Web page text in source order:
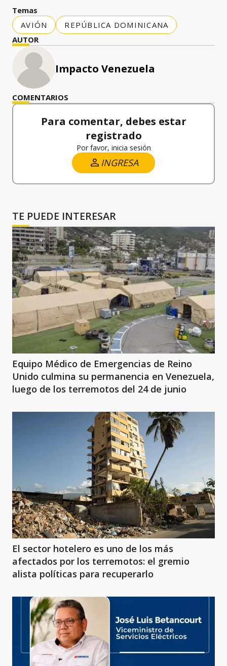
Temas
AVIÓN
REPÚBLICA DOMINICANA
AUTOR
Impacto Venezuela
COMENTARIOS
Para comentar, debes estar
registrado
Por favor, inicia sesión
INGRESA
TE PUEDE INTERESAR
Equipo Médico de Emergencias de Reino
Unido culmina su permanencia en Venezuela,
luego de los terremotos del 24 de junio
El sector hotelero es uno de los más
afectados por los terremotos: el gremio
alista políticas para recuperarlo